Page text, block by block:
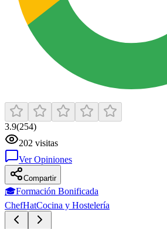
3.9(254)
202 visitas
Ver Opiniones
Compartir
🎓Formación Bonificada
ChefHatCocina y Hostelería